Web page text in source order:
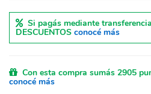
Si pagás mediante
DESCUENTOS conocé más
Con esta compra sumás 2905
conocé más